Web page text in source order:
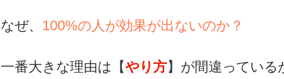
なぜ、 100%の人が効果が出ないのか？
一番大きな理由は【やり方】が間違っている